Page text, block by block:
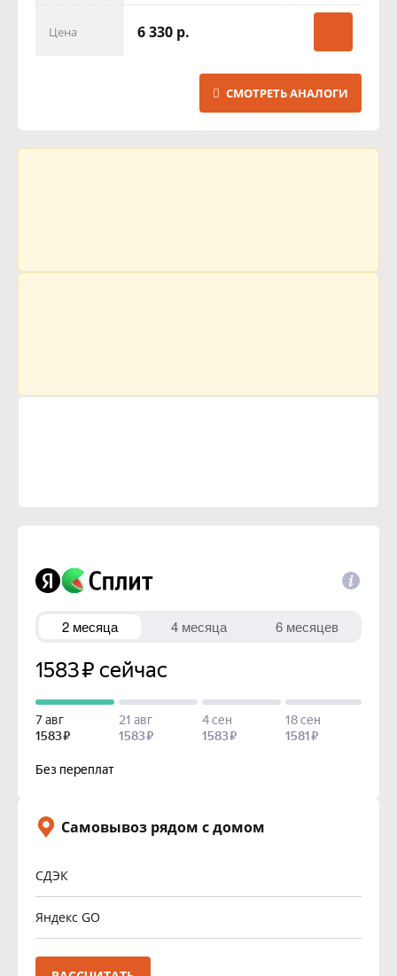
Цена 6 330 р.
СМОТРЕТЬ АНАЛОГИ
Самовывоз рядом с домом
СДЭК
Яндекс GO